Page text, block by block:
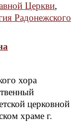
Церкви,
Радонежского
хора
церковной
храме г.